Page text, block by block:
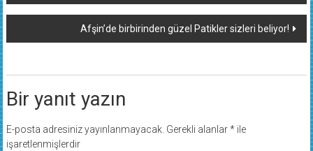
dolaşımı
Afşin’de birbirinden güzel Patikler sizleri beliyor!
Bir yanıt yazın
E-posta adresiniz yayınlanmayacak. Gerekli alanlar*ile
işaretlenmişlerdir